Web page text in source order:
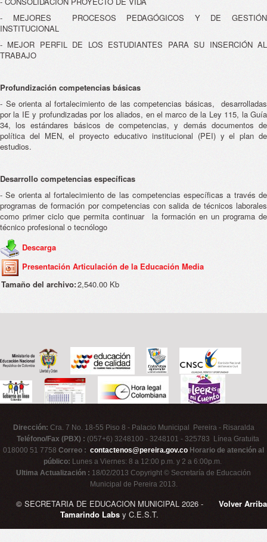
- MEJORES PROCESOS PEDAGÓGICOS Y DE GESTIÓN
INSTITUCIONAL
- MEJOR PERFIL DE LOS ESTUDIANTES PARA SU INSERCIÓN AL
TRABAJO
Profundización competencias básicas
- Se orienta al fortalecimiento de las competencias básicas, desarrolladas
por la IE y profundizadas por los aliados, en el marco de la Ley 115, la Guía
34, los estándares básicos de competencias, y demás documentos de
política del MEN, el proyecto educativo institucional (PEI) y el plan de
estudios.
Desarrollo competencias específicas
- Se orienta al fortalecimiento de las competencias específicas a través de
programas de formación por competencias con salida de técnicos laborales
como primer ciclo que permita continuar la formación en un programa de
técnico profesional o tecnólogo
Descarga
Presentación Articulación de la Educación Media
Tamaño del archivo:2,540.00 Kb
Dirección: Cra. 7 No. 18-55 Piso 8 - Palacio Municipal Pereira - Risaralda
Teléfono/Fax (PBX) : (057+6) 3248100 - 3248101 - 325783 Línea Gratuita
018000 51 7758 Correo : contactenos@pereira.gov.co Horario de atención al
público: Lunes a Viernes: 8 a 12:00 p.m. y 2 a 6:00p.m.
Ultima Actualización : 18/02/2013 Copyright © Secretaría de Educación
Municipal de Pereira 2013.
Volver Arriba
© SECRETARIA DE EDUCACION MUNICIPAL 2026 -
Tamarindo Labs y C.E.S.T.